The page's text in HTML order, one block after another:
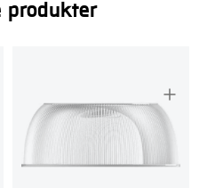
produkter